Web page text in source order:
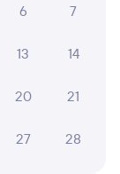
6 7
13 14
20 21
27 28